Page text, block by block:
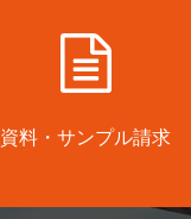
資料・サンプル請求